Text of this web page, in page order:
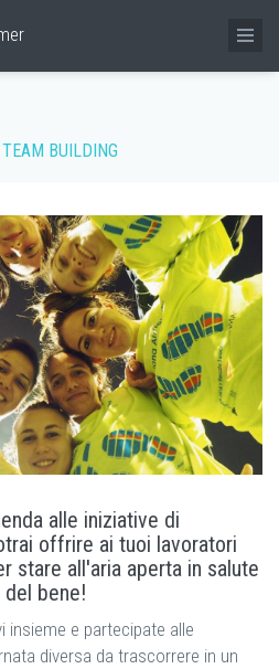
TEAM BUILDING
alle iniziative di
offrire ai tuoi lavoratori
stare all'aria aperta in salute
bene!
insieme e partecipate alle
diversa da trascorrere in un